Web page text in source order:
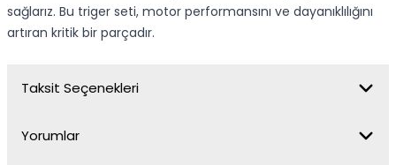
sağlarız. Bu triger seti, motor performansını ve dayanıklılığını
artıran kritik bir parçadır.
Taksit Seçenekleri
Yorumlar